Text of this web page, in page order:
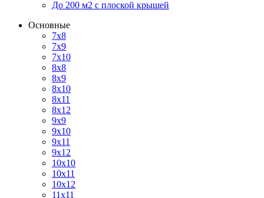
До 200 м2 с плоской крышей
Основные
7х8
7х9
7х10
8х8
8х9
8х10
8х11
8х12
9х9
9х10
9х11
9х12
10х10
10х11
10х12
11х11